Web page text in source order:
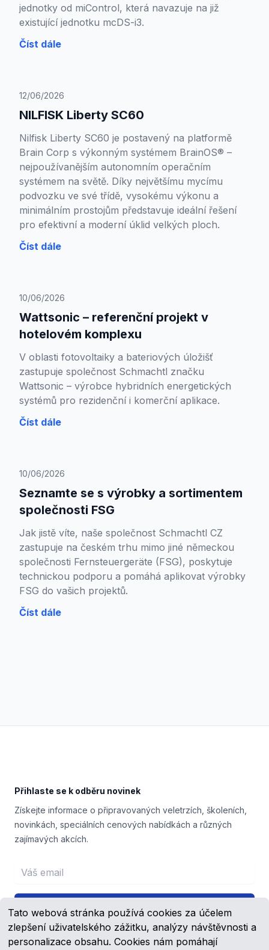
Tato webová stránka používá cookies za účelem
zlepšení uživatelského zážitku, analýzy návštěvnosti a
personalizace obsahu. Cookies nám pomáhají
jednotky od miControl, která navazuje na již
existující jednotku mcDS-i3.
Číst dále
12/06/2026
NILFISK Liberty SC60
Nilfisk Liberty SC60 je postavený na platformě
Brain Corp s výkonným systémem BrainOS® –
nejpoužívanějším autonomním operačním
systémem na světě. Díky největšímu mycímu
podvozku ve své třídě, vysokému výkonu a
minimálním prostojům představuje ideální řešení
pro efektivní a moderní úklid velkých ploch.
Číst dále
10/06/2026
Wattsonic – referenční projekt v
hotelovém komplexu
V oblasti fotovoltaiky a bateriových úložišť
zastupuje společnost Schmachtl značku
Wattsonic – výrobce hybridních energetických
systémů pro rezidenční i komerční aplikace.
Číst dále
10/06/2026
Seznamte se s výrobky a sortimentem
společnosti FSG
Jak jistě víte, naše společnost Schmachtl CZ
zastupuje na českém trhu mimo jiné německou
společnosti Fernsteuergeräte (FSG), poskytuje
technickou podporu a pomáhá aplikovat výrobky
FSG do vašich projektů.
Číst dále
Přihlaste se k odběru novinek
Získejte informace o připravovaných veletrzích, školeních,
novinkách, speciálních cenových nabídkách a různých
zajímavých akcích.
Email address
Přihlášení